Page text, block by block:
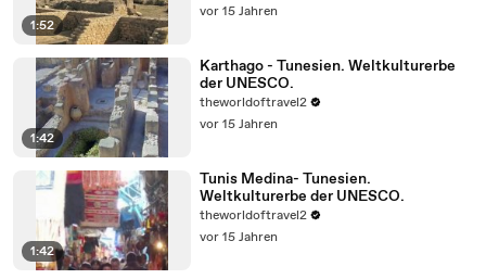
1:52
vor 15 Jahren
1:42
Karthago - Tunesien. Weltkulturerbe
der UNESCO.
theworldoftravel2
vor 15 Jahren
1:42
Tunis Medina- Tunesien.
Weltkulturerbe der UNESCO.
theworldoftravel2
vor 15 Jahren